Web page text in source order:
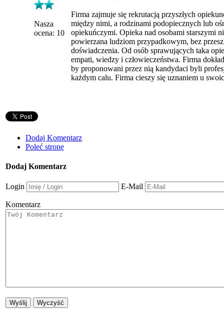
Nasza
ocena: 10
Firma zajmuje się rekrutacją przyszłych
między nimi, a rodzinami podopiecznych lub
opiekuńczymi. Opieka nad osobami starszymi
powierzana ludziom przypadkowym, bez
doświadczenia. Od osób sprawujących taka
empati, wiedzy i człowieczeństwa. Firma
by proponowani przez nią kandydaci byli
każdym calu. Firma cieszy się uznaniem u
Dodaj Komentarz
Poleć stronę
Dodaj Komentarz
Login E-Mail
Komentarz